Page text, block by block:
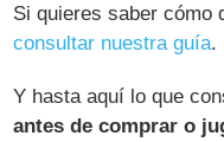
Si quieres saber cómo
consultar nuestra guía.
Y hasta aquí lo que
antes de comprar o